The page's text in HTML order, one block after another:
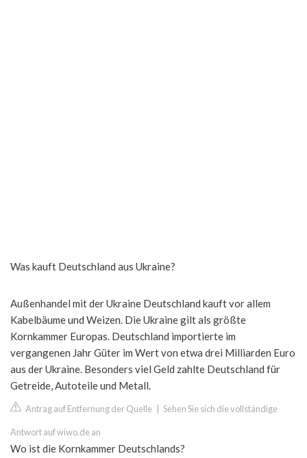
Was kauft Deutschland aus Ukraine?
Außenhandel mit der Ukraine Deutschland kauft vor allem
Kabelbäume und Weizen. Die Ukraine gilt als größte
Kornkammer Europas. Deutschland importierte im
vergangenen Jahr Güter im Wert von etwa drei Milliarden Euro
aus der Ukraine. Besonders viel Geld zahlte Deutschland für
Getreide, Autoteile und Metall.
Antrag auf Entfernung der Quelle Sehen Sie sich die vollständige
Antwort auf wiwo.de an
Wo ist die Kornkammer Deutschlands?